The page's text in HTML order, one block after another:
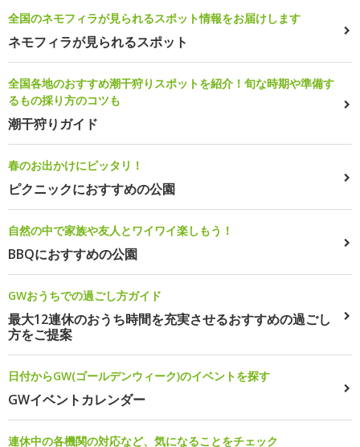
全国のネモフィラが見られるスポット情報をお届けします
ネモフィラが見られるスポット
全国各地のおすすめ潮干狩りスポットを紹介！旬な時期や準備す
るもの採り方のコツも
潮干狩りガイド
春のお出かけにピッタリ！
ピクニックにおすすめの公園
自然の中で家族や友人とワイワイ楽しもう！
BBQにおすすめの公園
GWおうちでの過ごし方ガイド
最大12連休のおうち時間を充実させるおすすめの過ごし
方をご提案
日付からGW(ゴールデンウィーク)のイベントを探す
GWイベントカレンダー
連休中の各機関の対応など、気になることをチェック